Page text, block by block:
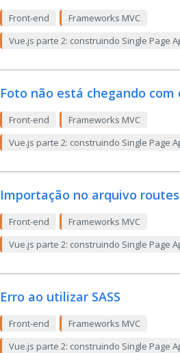
Front-end
Frameworks MVC
Vue.js parte 2: construindo Single Page
Foto não está chegando
Front-end
Frameworks MVC
Vue.js parte 2: construindo Single Page
Importação no arquivo routes
Front-end
Frameworks MVC
Vue.js parte 2: construindo Single Page
Erro ao utilizar SASS
Front-end
Frameworks MVC
Vue.js parte 2: construindo Single Page